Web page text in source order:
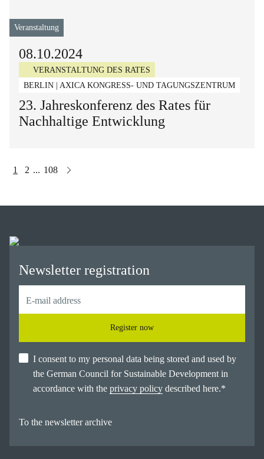
Veranstaltung
08.10.2024
VERANSTALTUNG DES RATES
BERLIN | AXICA KONGRESS- UND TAGUNGSZENTRUM
23. Jahreskonferenz des Rates für
Nachhaltige Entwicklung
1 2 ... 108
Newsletter registration
Register now
I consent to my personal data being stored and used by
the German Council for Sustainable Development in
accordance with the privacy policy described here.*
To the newsletter archive